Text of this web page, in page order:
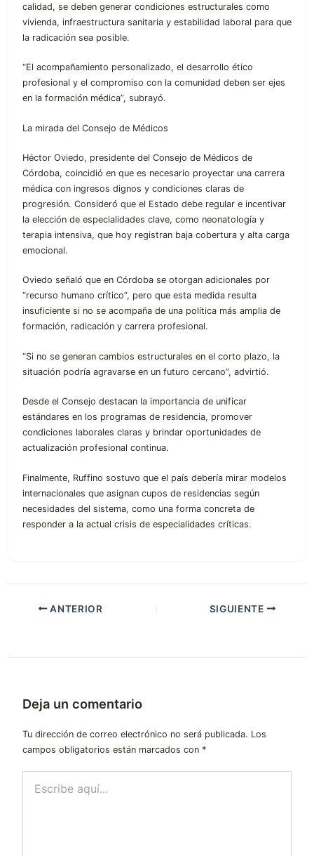
calidad, se deben generar condiciones estructurales como
vivienda, infraestructura sanitaria y estabilidad laboral para que
la radicación sea posible.
“El acompañamiento personalizado, el desarrollo ético
profesional y el compromiso con la comunidad deben ser ejes
en la formación médica”, subrayó.
La mirada del Consejo de Médicos
Héctor Oviedo, presidente del Consejo de Médicos de
Córdoba, coincidió en que es necesario proyectar una carrera
médica con ingresos dignos y condiciones claras de
progresión. Consideró que el Estado debe regular e incentivar
la elección de especialidades clave, como neonatología y
terapia intensiva, que hoy registran baja cobertura y alta carga
emocional.
Oviedo señaló que en Córdoba se otorgan adicionales por
“recurso humano crítico”, pero que esta medida resulta
insuficiente si no se acompaña de una política más amplia de
formación, radicación y carrera profesional.
“Si no se generan cambios estructurales en el corto plazo, la
situación podría agravarse en un futuro cercano”, advirtió.
Desde el Consejo destacan la importancia de unificar
estándares en los programas de residencia, promover
condiciones laborales claras y brindar oportunidades de
actualización profesional continua.
Finalmente, Ruffino sostuvo que el país debería mirar modelos
internacionales que asignan cupos de residencias según
necesidades del sistema, como una forma concreta de
responder a la actual crisis de especialidades críticas.
ANTERIOR SIGUIENTE
Deja un comentario
Tu dirección de correo electrónico no será publicada. Los
campos obligatorios están marcados con *
aquí...